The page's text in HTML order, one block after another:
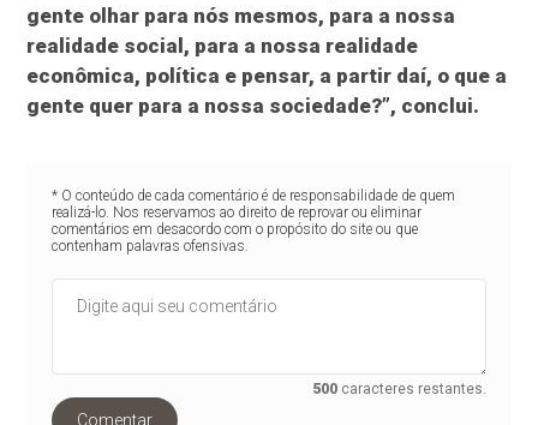
gente olhar para nós mesmos, para a nossa
realidade social, para a nossa realidade
econômica, política e pensar, a partir daí, o que a
gente quer para a nossa sociedade?”, conclui.
* O conteúdo de cada comentário é de responsabilidade de quem
realizá-lo. Nos reservamos ao direito de reprovar ou eliminar
comentários em desacordo com o propósito do site ou que
contenham palavras ofensivas.
500 caracteres restantes.
Comentar